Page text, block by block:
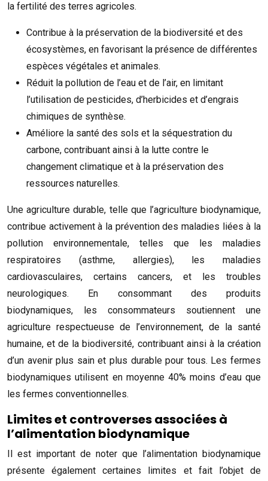
la fertilité des terres agricoles.
Contribue à la préservation de la biodiversité et des
écosystèmes, en favorisant la présence de différentes
espèces végétales et animales.
Réduit la pollution de l’eau et de l’air, en limitant
l’utilisation de pesticides, d’herbicides et d’engrais
chimiques de synthèse.
Améliore la santé des sols et la séquestration du
carbone, contribuant ainsi à la lutte contre le
changement climatique et à la préservation des
ressources naturelles.
Une agriculture durable, telle que l’agriculture biodynamique,
contribue activement à la prévention des maladies liées à la
pollution environnementale, telles que les maladies
respiratoires (asthme, allergies), les maladies
cardiovasculaires, certains cancers, et les troubles
neurologiques. En consommant des produits
biodynamiques, les consommateurs soutiennent une
agriculture respectueuse de l’environnement, de la santé
humaine, et de la biodiversité, contribuant ainsi à la création
d’un avenir plus sain et plus durable pour tous. Les fermes
biodynamiques utilisent en moyenne 40% moins d’eau que
les fermes conventionnelles.
Limites et controverses associées à
l’alimentation biodynamique
Il est important de noter que l’alimentation biodynamique
présente également certaines limites et fait l’objet de